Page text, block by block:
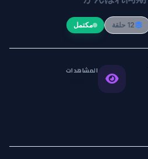
12 حلقة مكتمل
المشاهدات